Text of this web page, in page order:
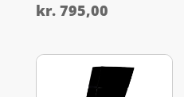
kr.795,00